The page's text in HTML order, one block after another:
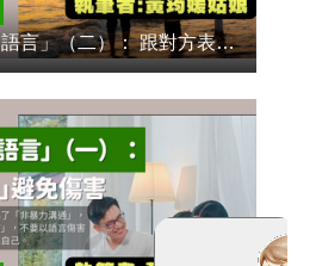
《學會「愛的語言」（二）： 跟對方表達「感受」》黃筠媛姑娘